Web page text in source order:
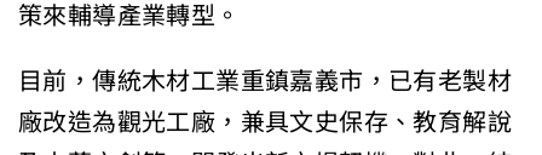
策來輔導產業轉型。
目前，傳統木材工業重鎮嘉義市，已有老製材
廠改造為觀光工廠，兼具文史保存、教育解說